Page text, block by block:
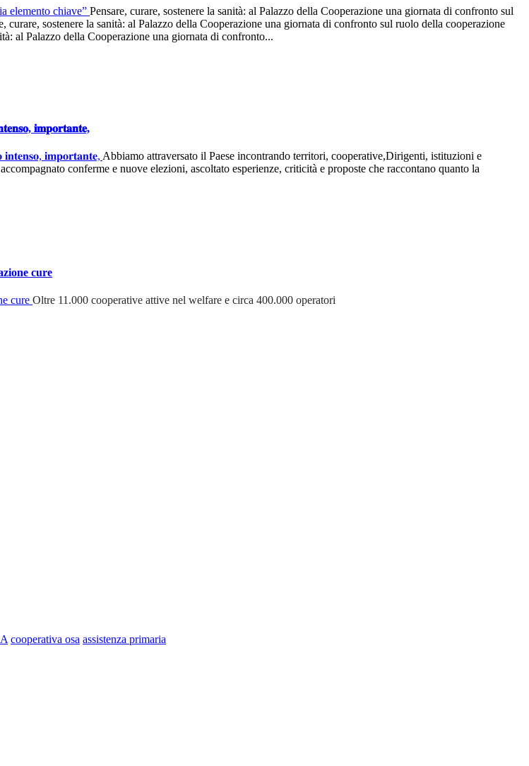
Pensare, curare, sostenere la sanità: al Palazzo della Cooperazione una giornata di confronto sul
sostenere la sanità: al Palazzo della Cooperazione una giornata di confronto sul ruolo della cooperazione
al Palazzo della Cooperazione una giornata di confronto...
𝐢𝐦𝐩𝐨𝐫𝐭𝐚𝐧𝐭𝐞,
Abbiamo attraversato il Paese incontrando territori, cooperative,Dirigenti, istituzioni e
conferme e nuove elezioni, ascoltato esperienze, criticità e proposte che raccontano quanto la
cure
Oltre 11.000 cooperative attive nel welfare e circa 400.000 operatori
cooperativa osa assistenza primaria